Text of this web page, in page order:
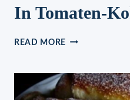
In Tomaten-
READ MORE
TOMATEN-